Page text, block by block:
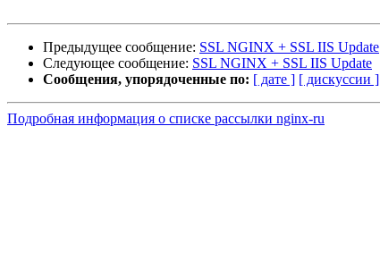
Предыдущее сообщение: SSL NGINX + SSL IIS Update
Следующее сообщение: SSL NGINX + SSL IIS Update
Сообщения, упорядоченные по: [ дате ] [ дискуссии ]
Подробная информация о списке рассылки nginx-ru